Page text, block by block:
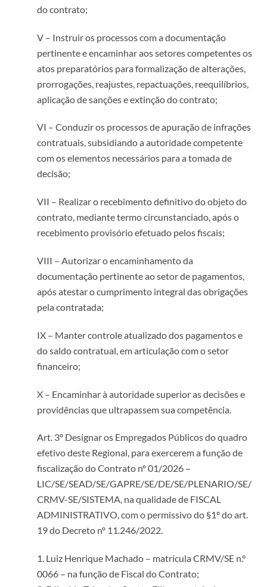
do contrato;
V – Instruir os processos com a documentação
pertinente e encaminhar aos setores competentes os
atos preparatórios para formalização de alterações,
prorrogações, reajustes, repactuações, reequilíbrios,
aplicação de sanções e extinção do contrato;
VI – Conduzir os processos de apuração de infrações
contratuais, subsidiando a autoridade competente
com os elementos necessários para a tomada de
decisão;
VII – Realizar o recebimento definitivo do objeto do
contrato, mediante termo circunstanciado, após o
recebimento provisório efetuado pelos fiscais;
VIII – Autorizar o encaminhamento da
documentação pertinente ao setor de pagamentos,
após atestar o cumprimento integral das obrigações
pela contratada;
IX – Manter controle atualizado dos pagamentos e
do saldo contratual, em articulação com o setor
financeiro;
X – Encaminhar à autoridade superior as decisões e
providências que ultrapassem sua competência.
Art. 3º Designar os Empregados Públicos do quadro
efetivo deste Regional, para exercerem a função de
fiscalização do Contrato nº 01/2026 –
LIC/SE/SEAD/SE/GAPRE/SE/DE/SE/PLENARIO/SE/
CRMV-SE/SISTEMA, na qualidade de FISCAL
ADMINISTRATIVO, com o permissivo do §1º do art.
19 do Decreto nº 11.246/2022.
1. Luiz Henrique Machado – matrícula CRMV/SE n.°
0066 – na função de Fiscal do Contrato;